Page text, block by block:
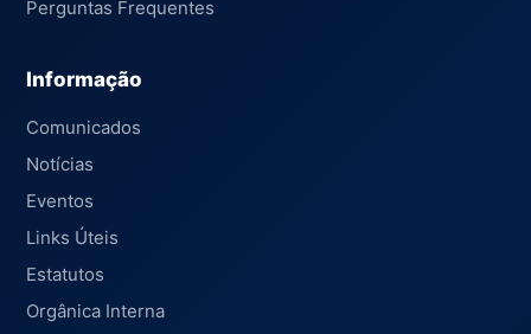
Perguntas Frequentes
Informação
Comunicados
Notícias
Eventos
Links Úteis
Estatutos
Orgânica Interna